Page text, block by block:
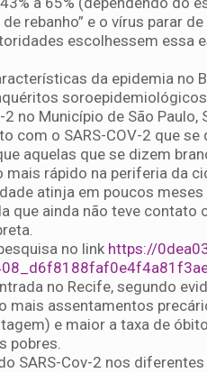
rebanho” e o vírus parar
escolhessem essa
da epidemia no
no Município de São Paulo,
com o SARS-COV-2 que
aquelas que se dizem
rápido na periferia da
atinja em poucos meses
que ainda não teve
no link https://
no Recife, segundo
mais assentamentos
e maior a taxa de
pobres.
SARS-Cov-2 nos